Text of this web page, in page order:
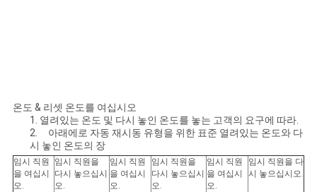
온도 & 리셋 온도를 여십시오
1. 열려있는 온도 및 다시 놓인 온도를 놓는 고객의 요구에 따라.
2. 아래에로 자동 재시동 유형을 위한 표준 열려있는 온도와 다
시 놓인 온도의 장
임시 직원
을 여십시
오.
임시 직원을
다시 놓으십시
오.
임시 직원
을 여십시
오.
임시 직원을
다시 놓으십시
오.
임시 직원
을 여십시
오.
임시 직원을 다
시 놓으십시오.